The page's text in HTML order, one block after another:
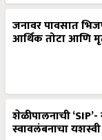
जनावर पावसात
आर्थिक तोटा आणि
शेळीपालनाची
स्वावलंबनाचा